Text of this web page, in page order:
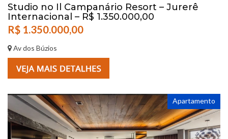
Studio no Il Campanário Resort – Jurerê
Internacional – R$ 1.350.000,00
R$ 1.350.000,00
Av dos Búzios
Apartamento